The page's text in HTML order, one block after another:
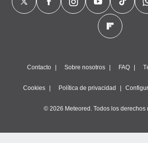
de
Contacto Sobre nosotros FAQ
Cookies Política de privacidad
© 2026 Meteored. Todos los derechos